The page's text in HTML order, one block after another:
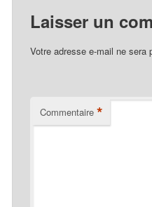
Laisser un
Votre adresse e-mail ne sera
Commentaire *